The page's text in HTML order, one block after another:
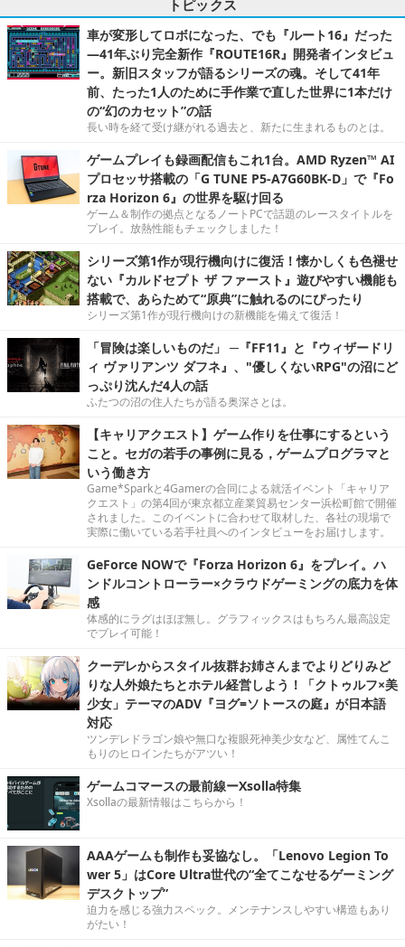
トピックス
車が変形してロボになった、でも『ルート16』だった
―41年ぶり完全新作『ROUTE16R』開発者インタビュ
ー。新旧スタッフが語るシリーズの魂。そして41年
前、たった1人のために手作業で直した世界に1本だけ
の“幻のカセット”の話
長い時を経て受け継がれる過去と、新たに生まれるものとは。
ゲームプレイも録画配信もこれ1台。AMD Ryzen™ AI
プロセッサ搭載の「G TUNE P5-A7G60BK-D」で『Fo
rza Horizon 6』の世界を駆け回る
ゲーム＆制作の拠点となるノートPCで話題のレースタイトルを
プレイ。放熱性能もチェックしました！
シリーズ第1作が現行機向けに復活！懐かしくも色褪せ
ない『カルドセプト ザ ファースト』遊びやすい機能も
搭載で、あらためて“原典”に触れるのにぴったり
シリーズ第1作が現行機向けの新機能を備えて復活！
「冒険は楽しいものだ」 ─『FF11』と『ウィザードリ
ィ ヴァリアンツ ダフネ』、"優しくないRPG"の沼にど
っぷり沈んだ4人の話
ふたつの沼の住人たちが語る奥深さとは。
【キャリアクエスト】ゲーム作りを仕事にするという
こと。セガの若手の事例に見る，ゲームプログラマと
いう働き方
Game*Sparkと4Gamerの合同による就活イベント「キャリア
クエスト」の第4回が東京都立産業貿易センター浜松町館で開催
されました。このイベントに合わせて取材した、各社の現場で
実際に働いている若手社員へのインタビューをお届けします。
GeForce NOWで『Forza Horizon 6』をプレイ。ハ
ンドルコントローラー×クラウドゲーミングの底力を体
感
体感的にラグはほぼ無し。グラフィックスはもちろん最高設定
でプレイ可能！
クーデレからスタイル抜群お姉さんまでよりどりみど
りな人外娘たちとホテル経営しよう！「クトゥルフ×美
少女」テーマのADV『ヨグ=ソトースの庭』が日本語
対応
ツンデレドラゴン娘や無口な複眼死神美少女など、属性てんこ
もりのヒロインたちがアツい！
ゲームコマースの最前線ーXsolla特集
Xsollaの最新情報はこちらから！
AAAゲームも制作も妥協なし。「Lenovo Legion To
wer 5」はCore Ultra世代の“全てこなせるゲーミング
デスクトップ”
迫力を感じる強力スペック。メンテナンスしやすい構造もあり
がたい！